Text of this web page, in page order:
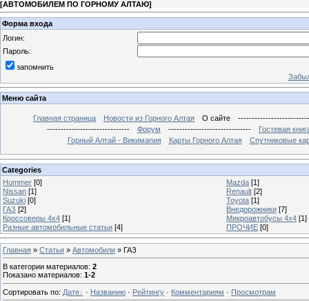
[АВТОМОБИЛЕМ ПО ГОРНОМУ АЛТАЮ]
Форма входа
Логин:
Пароль:
запомнить
Меню сайта
Главная страница Новости из Горного Алтая О сайте
------------------------------
Форум ------------------------------
Гостевая
Горный Алтай - Викимапия
Карты Горного Алтая Спутниковые
Categories
Hummer [0] Mazda [1]
Nissan [1] Renault [2]
Suzuki [0] Toyota [1]
ГАЗ [2] Внедорожники [7]
Кроссоверы 4х4 [1] Микроавтобусы 4х4 [1]
Разные автомобильные статьи [4] ПРОЧИЕ [0]
Главная » Статьи » Автомобили » ГАЗ
В категории материалов: 2
Показано материалов: 1-2
Сортировать по: Дате · Названию · Рейтингу · Комментариям · Просмотрам